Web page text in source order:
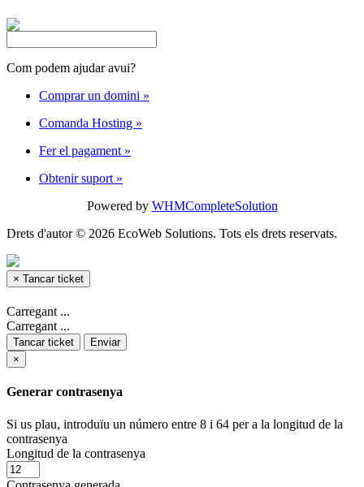
Com podem ajudar avui?
Comprar un domini »
Comanda Hosting »
Fer el pagament »
Obtenir suport »
Powered by WHMCompleteSolution
Drets d'autor © 2026 EcoWeb Solutions. Tots els drets reservats.
× Tancar ticket
Carregant ...
Carregant ...
Tancar ticket
Enviar
×
Generar contrasenya
Si us plau, introduïu un número entre 8 i 64 per a la longitud de la
contrasenya
Longitud de la contrasenya